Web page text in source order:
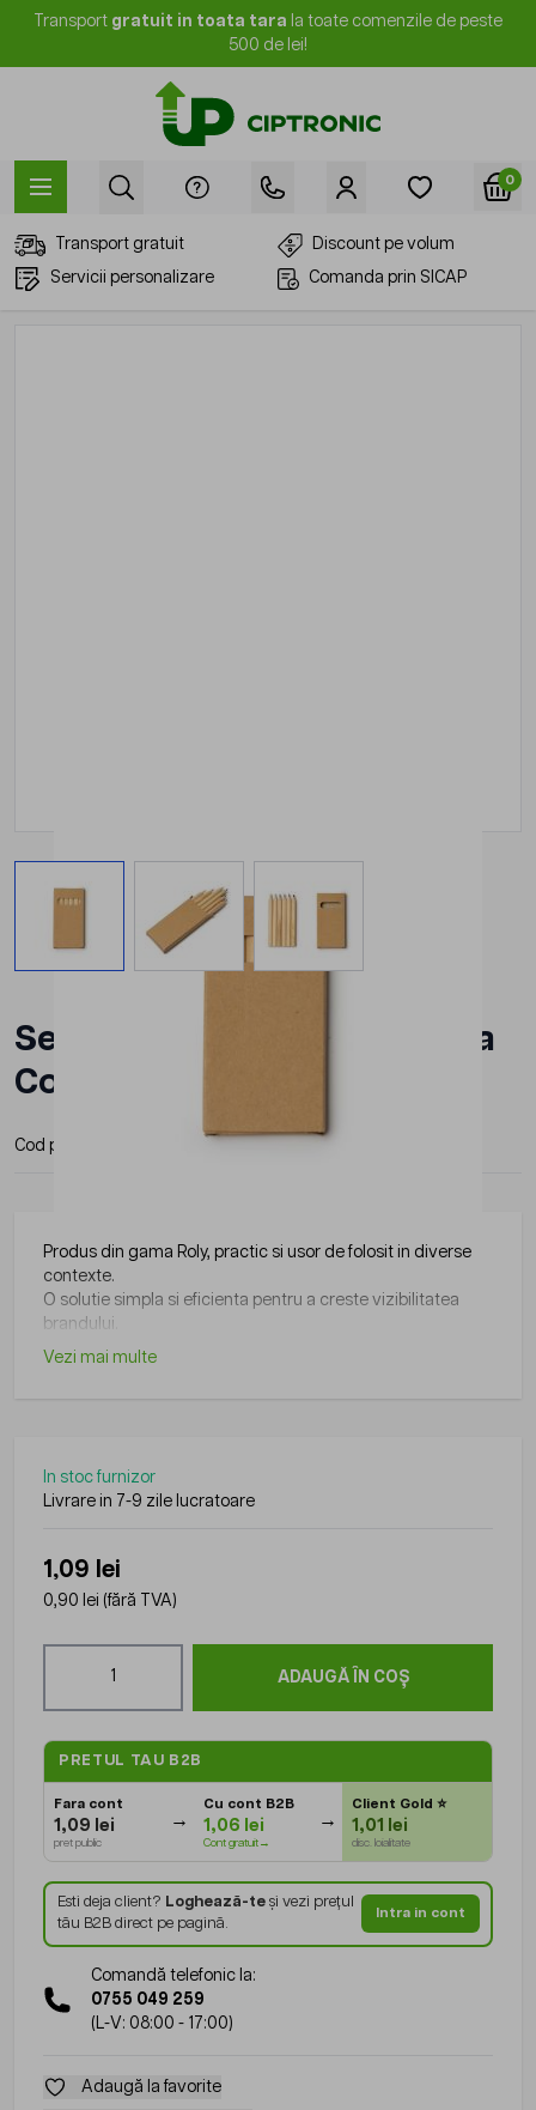
Mergi la Conținut
Transport gratuit in toata tara la toate comenzile de peste
500 de lei!
0
Transport gratuit
Discount pe volum
Servicii personalizare
Comanda prin SICAP
Set Creioane Roly Amazonia
Copii
Cod produs:
Produs din gama Roly, practic si usor de folosit in diverse
contexte.
O solutie simpla si eficienta pentru a creste vizibilitatea
brandului.
Vezi mai multe
In stoc furnizor
Livrare in 7-9 zile lucratoare
1,09 lei
0,90 lei (fără TVA)
ADAUGĂ ÎN COȘ
PRETUL TAU B2B
Fara cont
1,09 lei
pret public
Cu cont B2B
1,06 lei
Cont gratuit→
Client Gold⭐
1,01 lei
disc. loialitate
Esti deja client? Loghează-teși vezi prețul
tău B2B direct pe pagină.
Intra in cont
Comandă telefonic la:
0755 049 259
(L-V: 08:00 - 17:00)
Adaugă la favorite